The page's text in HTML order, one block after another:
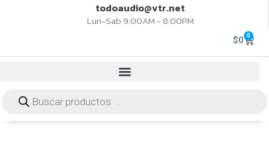
todoaudio@vtr.net
Lun-Sab 9:00AM - 8:00PM
$0 0